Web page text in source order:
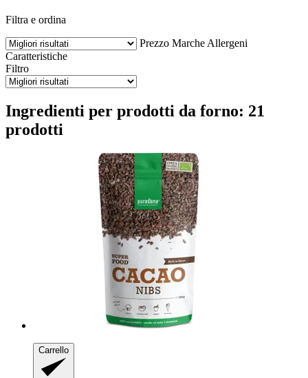
Filtra e ordina
Prezzo Marche Allergeni
Caratteristiche
Filtro
Ingredienti per prodotti da forno: 21
prodotti
Carrello